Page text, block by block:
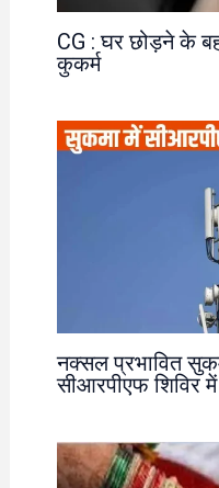
CG : घर छोड़ने के
कुकर्म
नक्सल प्रभावित
सीआरपीएफ शिविर में